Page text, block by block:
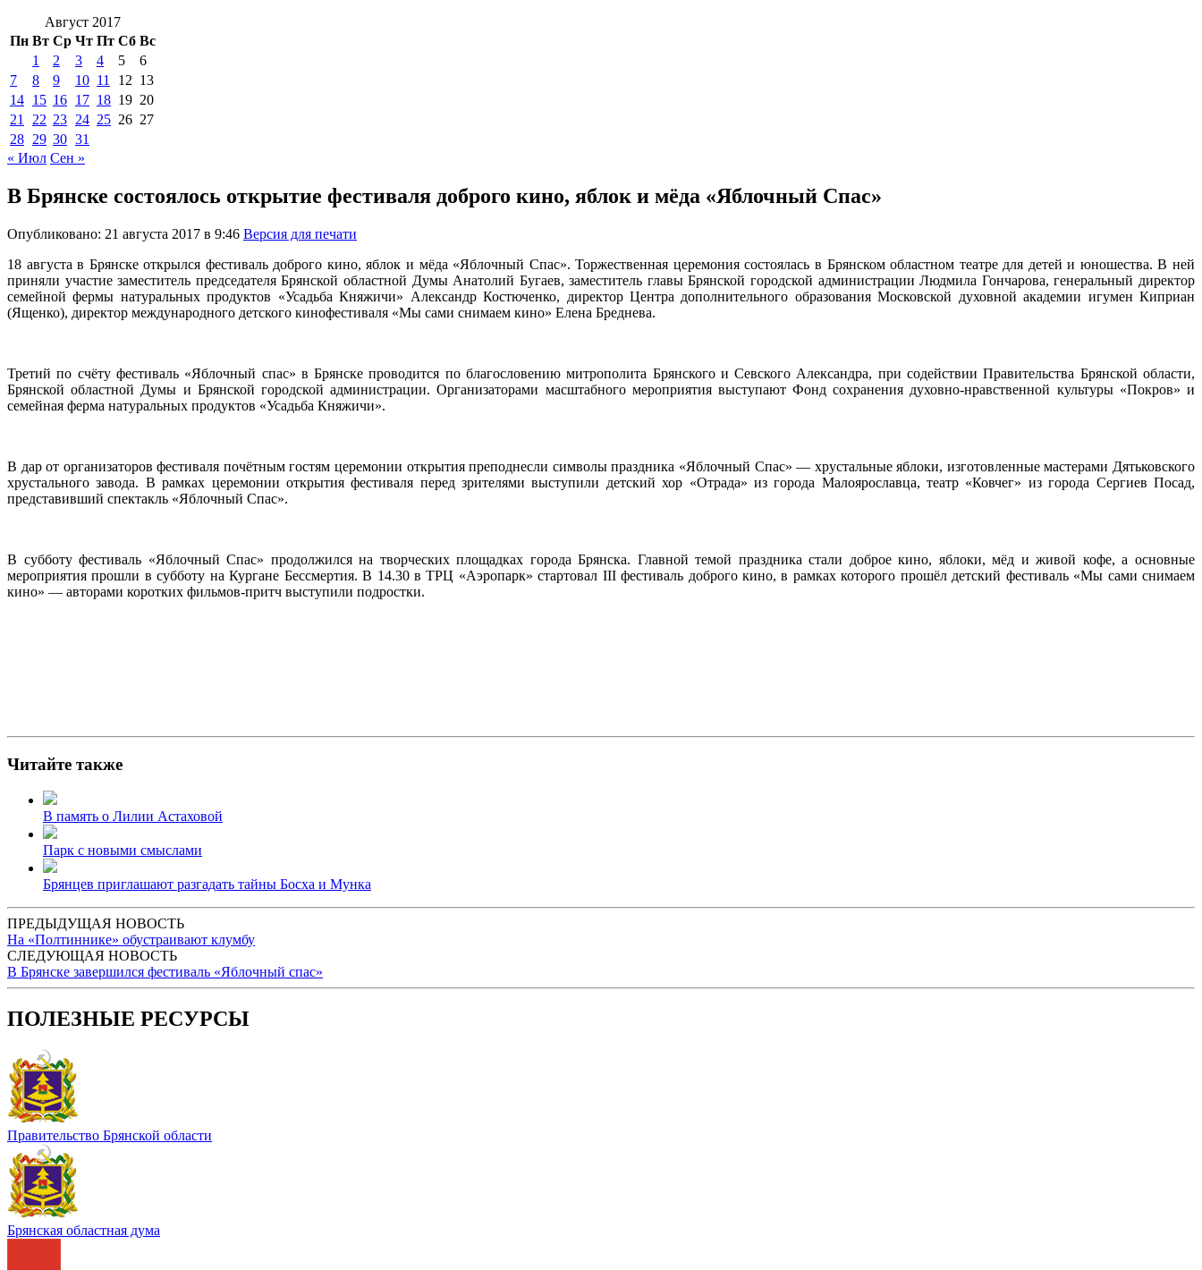
Август 2017
Пн Вт Ср Чт Пт Сб Вс
1
2 3 4 5
6
7
8 9 10 11 12 13
14 15 16 17 18 19 20
21
22 23 24 25 26 27
28 29 30 31
« Июл Сен »
В Брянске состоялось открытие фестиваля доброго кино, яблок и мёда «Яблочный Спас»
Опубликовано: 21 августа 2017 в 9:46 Версия для печати
18 августа в Брянске открылся фестиваль доброго кино, яблок и мёда «Яблочный Спас». Торжественная церемония состоялась в Брянском областном театре для детей и юношества. В ней
приняли участие заместитель председателя Брянской областной Думы Анатолий Бугаев, заместитель главы Брянской городской администрации Людмила Гончарова, генеральный директор
семейной фермы натуральных продуктов «Усадьба Княжичи» Александр Костюченко, директор Центра дополнительного образования Московской духовной академии игумен Киприан
(Ященко), директор международного детского кинофестиваля «Мы сами снимаем кино» Елена Бреднева.
Третий по счёту фестиваль «Яблочный спас» в Брянске проводится по благословению митрополита Брянского и Севского Александра, при содействии Правительства Брянской области,
Брянской областной Думы и Брянской городской администрации. Организаторами масштабного мероприятия выступают Фонд сохранения духовно-нравственной культуры «Покров» и
семейная ферма натуральных продуктов «Усадьба Княжичи».
В дар от организаторов фестиваля почётным гостям церемонии открытия преподнесли символы праздника «Яблочный Спас» — хрустальные яблоки, изготовленные мастерами Дятьковского
хрустального завода. В рамках церемонии открытия фестиваля перед зрителями выступили детский хор «Отрада» из города Малоярославца, театр «Ковчег» из города Сергиев Посад,
представивший спектакль «Яблочный Спас».
В субботу фестиваль «Яблочный Спас» продолжился на творческих площадках города Брянска. Главной темой праздника стали доброе кино, яблоки, мёд и живой кофе, а основные
мероприятия прошли в субботу на Кургане Бессмертия. В 14.30 в ТРЦ «Аэропарк» стартовал III фестиваль доброго кино, в рамках которого прошёл детский фестиваль «Мы сами снимаем
кино» — авторами коротких фильмов-притч выступили подростки.
Читайте также
В память о Лилии Астаховой
Парк с новыми смыслами
Брянцев приглашают разгадать тайны Босха и Мунка
ПРЕДЫДУЩАЯ НОВОСТЬ
На «Полтиннике» обустраивают клумбу
СЛЕДУЮЩАЯ НОВОСТЬ
В Брянске завершился фестиваль «Яблочный спас»
ПОЛЕЗНЫЕ РЕСУРСЫ
Правительство Брянской области
Брянская областная дума